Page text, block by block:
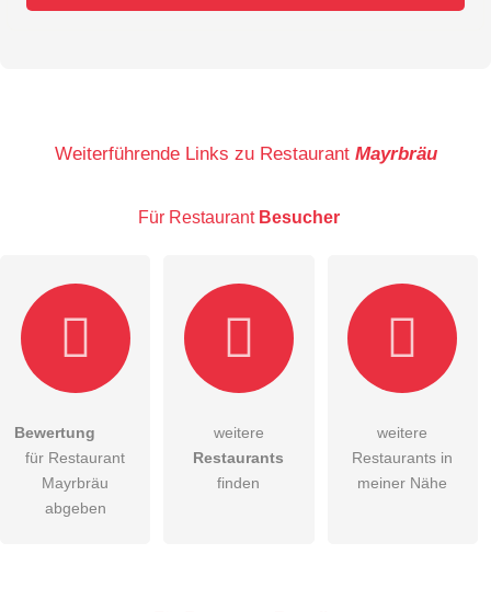
E-Mail-Adresse (wird nicht veröffentlicht)
Hiermit akzeptiere ich dieAGB
DieDatenschutzerklärung habe ich zur Kenntnis genommen.
Weiterführende Links zu Restaurant Mayrbräu
Für Restaurant Besucher
Bewertung
für Restaurant
Mayrbräu
abgeben
weitere
Restaurants
finden
weitere
Restaurants in
meiner Nähe